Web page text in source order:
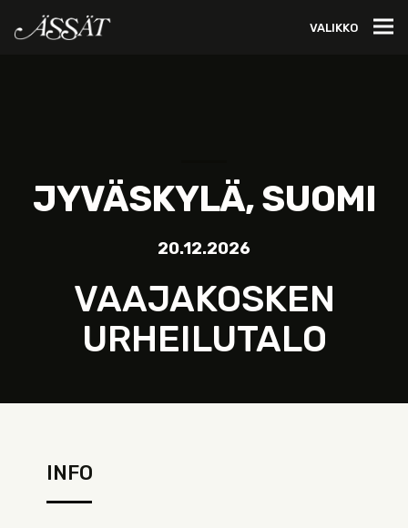
VALIKKO
JYVÄSKYLÄ, SUOMI
20.12.2026
VAAJAKOSKEN
URHEILUTALO
INFO